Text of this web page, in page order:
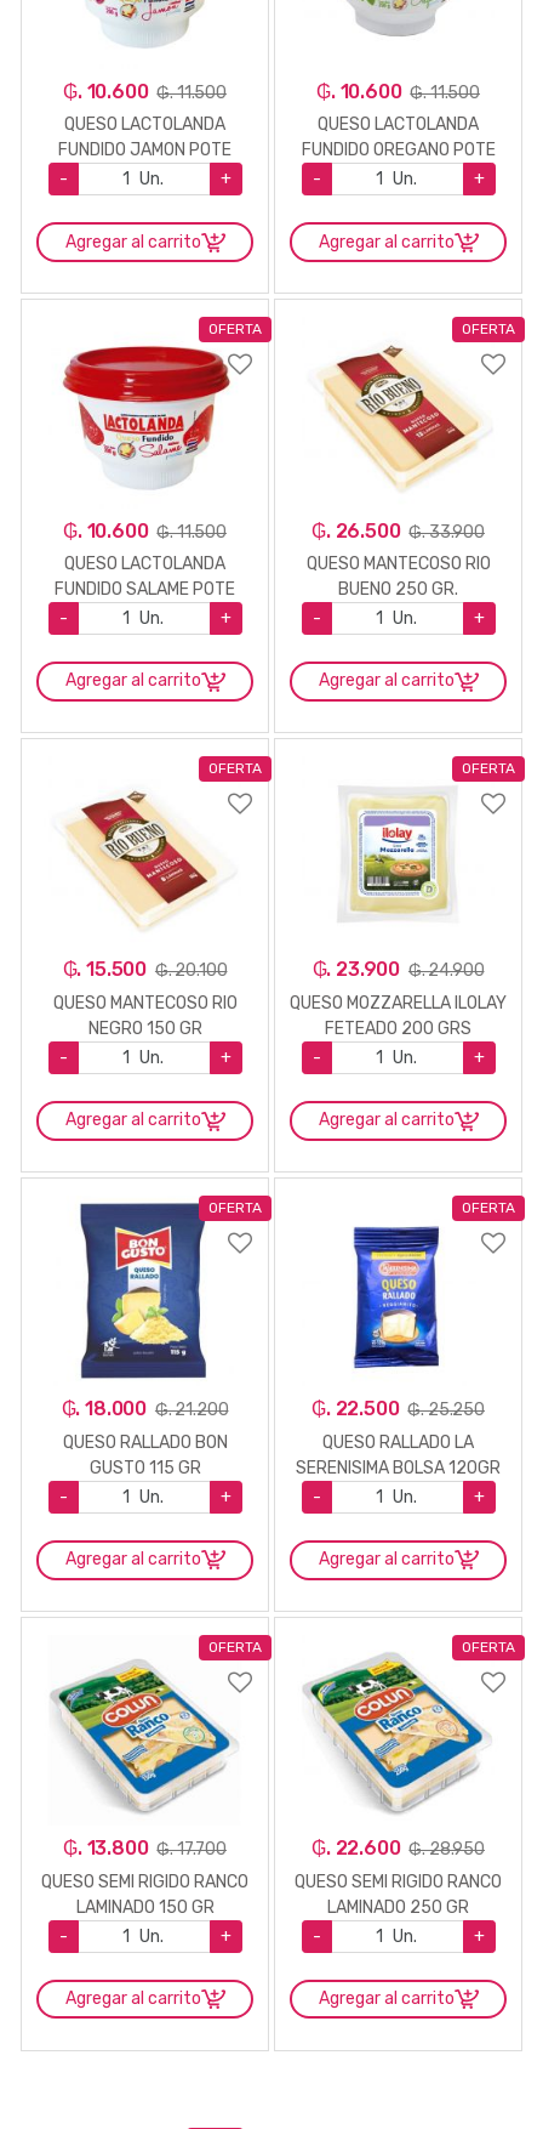
₲. 10.600 ₲. 11.500
QUESO LACTOLANDA
FUNDIDO JAMON POTE
200GR.
- Un. +
Agregar al carrito
₲. 10.600 ₲. 11.500
QUESO LACTOLANDA
FUNDIDO OREGANO POTE
200GR.
- Un. +
Agregar al carrito
OFERTA
₲. 10.600 ₲. 11.500
QUESO LACTOLANDA
FUNDIDO SALAME POTE
200GR.
- Un. +
Agregar al carrito
OFERTA
₲. 26.500 ₲. 33.900
QUESO MANTECOSO RIO
BUENO 250 GR.
-
Un. +
Agregar al carrito
OFERTA
₲. 15.500 ₲. 20.100
QUESO MANTECOSO RIO
NEGRO 150 GR
-
Un. +
Agregar al carrito
OFERTA
₲. 23.900 ₲. 24.900
QUESO MOZZARELLA ILOLAY
FETEADO 200 GRS
-
Un. +
Agregar al carrito
OFERTA
₲. 18.000 ₲. 21.200
QUESO RALLADO BON
GUSTO 115 GR
-
Un. +
Agregar al carrito
OFERTA
₲. 22.500 ₲. 25.250
QUESO RALLADO LA
SERENISIMA BOLSA 120GR
-
Un. +
Agregar al carrito
OFERTA
₲. 13.800 ₲. 17.700
QUESO SEMI RIGIDO RANCO
LAMINADO 150 GR
-
Un. +
Agregar al carrito
OFERTA
₲. 22.600 ₲. 28.950
QUESO SEMI RIGIDO RANCO
LAMINADO 250 GR
-
Un. +
Agregar al carrito